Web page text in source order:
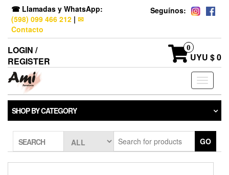
☎ Llamadas y WhatsApp:
(598) 099 466 212 | ✉
Contacto
Seguínos:
LOGIN /
REGISTER
0
UYU $ 0
Toggle
SHOP BY CATEGORY
SEARCH GO